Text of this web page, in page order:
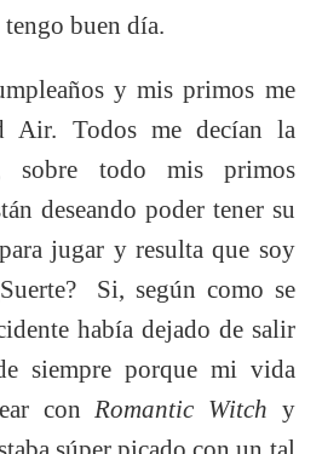
buen día.
y mis primos me
Air. Todos me decían la
sobre todo mis primos
deseando poder tener su
jugar y resulta que soy
Si, según como se
había dejado de salir
siempre porque mi vida
con Romantic Witch y